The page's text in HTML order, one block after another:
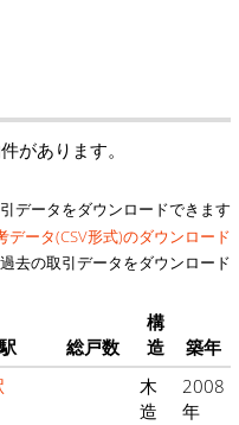
があります。
データをダウンロードできます
データ(CSV形式)のダウンロード
去の取引データをダウンロード
総戸数
構
造
築年
木
造
2008
年